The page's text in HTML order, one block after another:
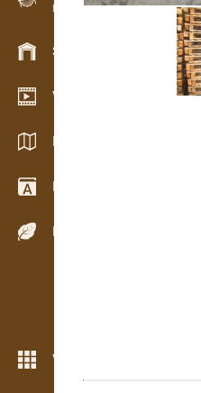
Evidencia dreva v teréne
Skladové hospodárstvo
Video showroom
Katalógy / Brožúry
Drevársky slovník
Dreviny
Viac možností